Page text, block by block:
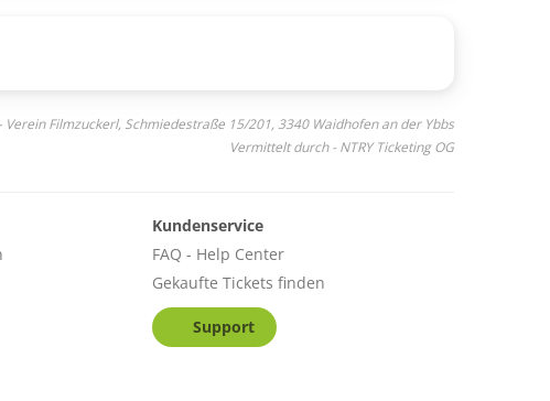
Verein Filmzuckerl, Schmiedestraße 15/201, 3340 Waidhofen an der Ybbs
Vermittelt durch - NTRY Ticketing OG
Kundenservice
FAQ - Help Center
Gekaufte Tickets finden
Support